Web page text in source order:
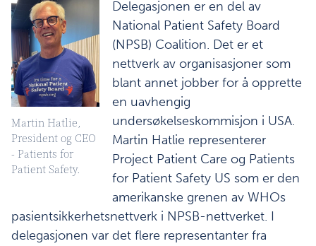
Martin Hatlie,
President og CEO
- Patients for
Patient Safety.
Delegasjonen er en del av
National Patient Safety Board
(NPSB) Coalition. Det er et
nettverk av organisasjoner som
blant annet jobber for å opprette
en uavhengig
undersøkelseskommisjon i USA.
Martin Hatlie representerer
Project Patient Care og Patients
for Patient Safety US som er den
amerikanske grenen av WHOs
pasientsikkerhetsnettverk i NPSB-nettverket. I
delegasjonen var det flere representanter fra